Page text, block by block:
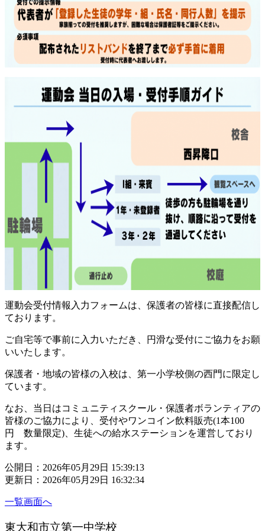
運動会受付情報入力フォームは、保護者の皆様に直接配信し
ております。
ご自宅等で事前に入力いただき、円滑な受付にご協力をお願
いいたします。
保護者・地域の皆様の入校は、第一小学校側の西門に限定し
ています。
なお、当日はコミュニティスクール・保護者ボランティアの
皆様のご協力により、受付やワンコイン飲料販売(1本100
円 数量限定)、生徒への給水ステーションを運営しており
ます。
公開日：2026年05月29日 15:39:13
更新日：2026年05月29日 16:32:34
一覧画面へ
東大和市立第一中学校